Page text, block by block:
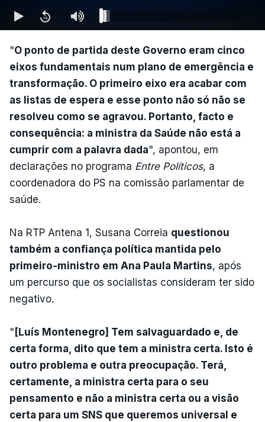
"O ponto de partida deste Governo eram cinco
eixos fundamentais num plano de emergência e
transformação. O primeiro eixo era acabar com
as listas de espera e esse ponto não só não se
resolveu como se agravou. Portanto, facto e
consequência: a ministra da Saúde não está a
cumprir com a palavra dada", apontou, em
declarações no programa Entre Políticos, a
coordenadora do PS na comissão parlamentar de
saúde.
Na RTP Antena 1, Susana Correia questionou
também a confiança política mantida pelo
primeiro-ministro em Ana Paula Martins, após
um percurso que os socialistas consideram ter sido
negativo.
" [Luís Montenegro] Tem salvaguardado e, de
certa forma, dito que tem a ministra certa. Isto é
outro problema e outra preocupação. Terá,
certamente, a ministra certa para o seu
pensamento e não a ministra certa ou a visão
certa para um SNS que queremos universal e